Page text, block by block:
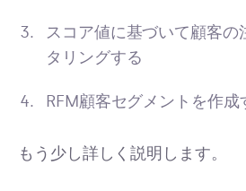
スコア値に基づいて顧客の
タリングする
RFM顧客セグメントを作成
もう少し詳しく説明します。